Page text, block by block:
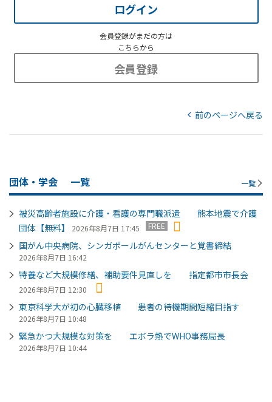
ログイン
会員登録がまだの方は
こちらから
会員登録
前のページへ戻る
団体・学会 一覧 一覧
被災高齢者施設に介護・看護の専門職派遣 熊本地震で介護
団体【無料】
2026年8月7日 17:45 FREE
国がん中央病院、シンガポールがんセンターと覚書締結
2026年8月7日 16:42
特養など大規模修繕、補助要件見直しを 指定都市市長会
2026年8月7日 12:30
東京科学大が初の心臓移植 患者の待機期間短縮目指す
2026年8月7日 10:48
緊急かつ大規模な対策を エボラ熱でWHO事務局長
2026年8月7日 10:44